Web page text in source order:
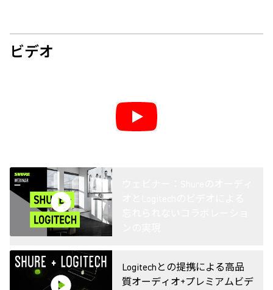
ビデオ
Logitechとの提携による高品
質オーディオ+プレミアムビデ